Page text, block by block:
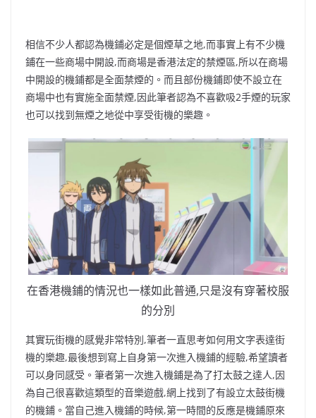
相信不少人都認為機鋪必定是個煙草之地,而事實上有不少機
鋪在一些商場中開設,而商場是香港法定的禁煙區,所以在商場
中開設的機鋪都是全面禁煙的。而且部份機鋪即使不設立在
商場中也有實施全面禁煙,因此筆者認為不喜歡吸2手煙的玩家
也可以找到無煙之地從中享受街機的樂趣。
在香港機鋪的情況也一樣如此普通,只是沒有穿著校服
的分別
其實玩街機的感覺非常特別,筆者一直思考如何用文字表達街
機的樂趣,最後想到寫上自身第一次進入機鋪的經驗,希望讀者
可以身同感受。筆者第一次進入機鋪是為了打太鼓之達人,因
為自己很喜歡這類型的音樂遊戲,網上找到了有設立太鼓街機
的機鋪。當自己進入機鋪的時候,第一時間的反應是機鋪原來